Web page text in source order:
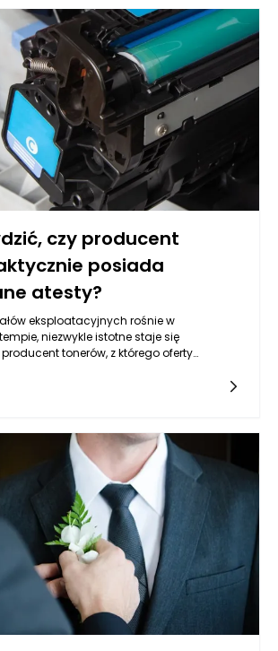
kontekście uzyskiwania pożyczek.
jest ich wartość rynkowa,
zysku oraz rodzaj biznesu, który
czy producent
posiada
atesty?
eksploatacyjnych rośnie w
niezwykle istotne staje się
tonerów, z którego oferty
krokiem jest zrozumienie, jakie atesty
i jak niezawodnie je zweryfikować.